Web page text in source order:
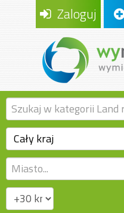
Zaloguj